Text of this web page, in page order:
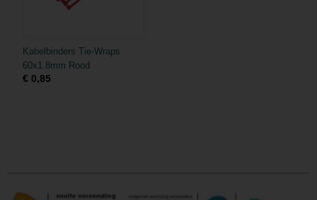
Kabelbinders Tie-Wraps
60x1.8mm Rood
€ 0,85